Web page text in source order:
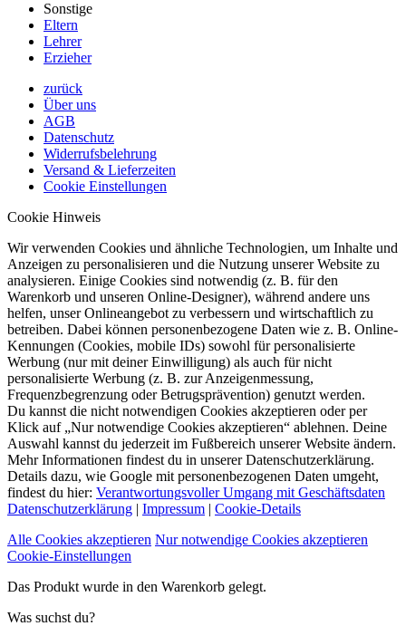
Sonstige
Eltern
Lehrer
Erzieher
zurück
Über uns
AGB
Datenschutz
Widerrufsbelehrung
Versand & Lieferzeiten
Cookie Einstellungen
Cookie Hinweis
Wir verwenden Cookies und ähnliche Technologien, um Inhalte und
Anzeigen zu personalisieren und die Nutzung unserer Website zu
analysieren. Einige Cookies sind notwendig (z. B. für den
Warenkorb und unseren Online-Designer), während andere uns
helfen, unser Onlineangebot zu verbessern und wirtschaftlich zu
betreiben. Dabei können personenbezogene Daten wie z. B. Online-
Kennungen (Cookies, mobile IDs) sowohl für personalisierte
Werbung (nur mit deiner Einwilligung) als auch für nicht
personalisierte Werbung (z. B. zur Anzeigenmessung,
Frequenzbegrenzung oder Betrugsprävention) genutzt werden.
Du kannst die nicht notwendigen Cookies akzeptieren oder per
Klick auf „Nur notwendige Cookies akzeptieren“ ablehnen. Deine
Auswahl kannst du jederzeit im Fußbereich unserer Website ändern.
Mehr Informationen findest du in unserer Datenschutzerklärung.
Details dazu, wie Google mit personenbezogenen Daten umgeht,
findest du hier: Verantwortungsvoller Umgang mit Geschäftsdaten
Datenschutzerklärung | Impressum | Cookie-Details
Alle Cookies akzeptieren Nur notwendige Cookies akzeptieren
Cookie-Einstellungen
Das Produkt wurde in den Warenkorb gelegt.
Was suchst du?